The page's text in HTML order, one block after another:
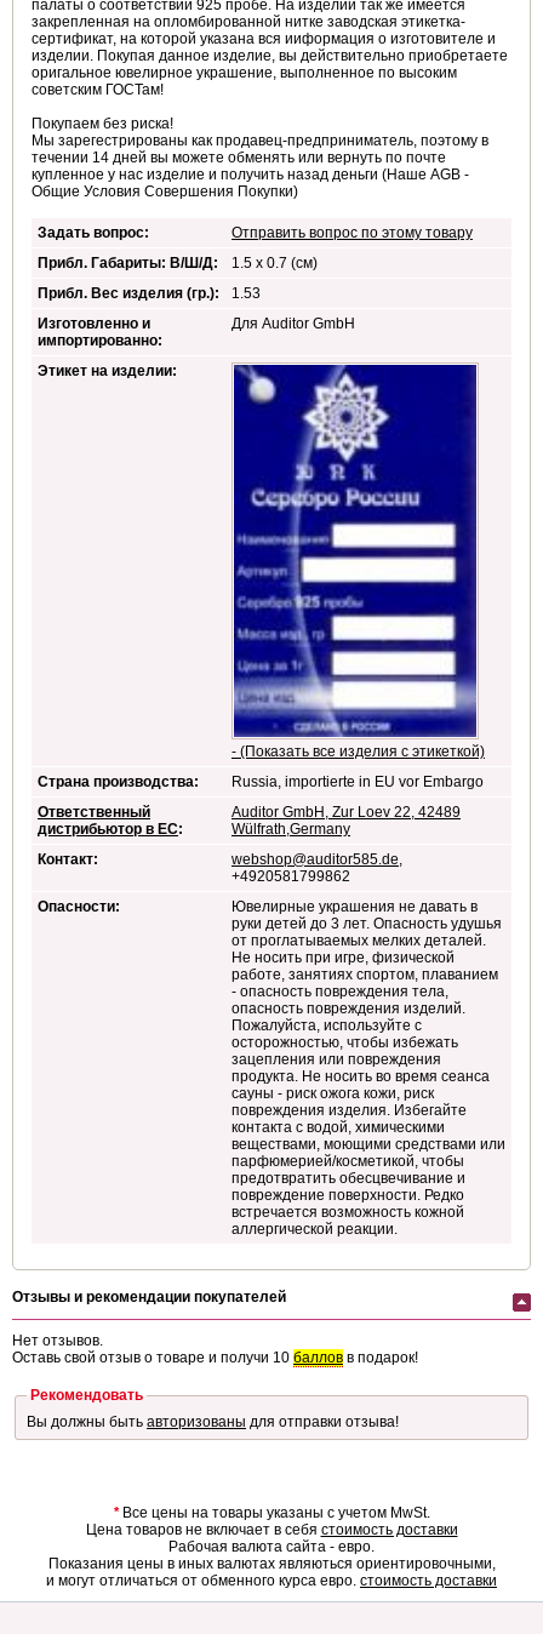
палаты о соответствии 925 пробе. На изделии так же имеется
закрепленная на опломбированной нитке заводская этикетка-
сертификат, на которой указана вся ииформация о изготовителе и
изделии. Покупая данное изделие, вы действительно приобретаете
оригальное ювелирное украшение, выполненное по высоким
советским ГОСТам!
Покупаем без риска!
Мы зарегестрированы как продавец-предприниматель, поэтому в
течении 14 дней вы можете обменять или вернуть по почте
купленное у нас изделие и получить назад деньги (Наше AGB -
Общие Условия Совершения Покупки)
Задать вопрос:
Отправить вопрос по этому товару
Прибл. Габариты: В/Ш/Д:
1.5 x 0.7 (см)
Прибл. Вес изделия (гр.):
1.53
Изготовленно и
импортированно:
Для Auditor GmbH
Этикет на изделии:
- (Показать все изделия с этикеткой)
Страна производства:
Russia, importierte in EU vor Embargo
Ответственный
дистрибьютор в ЕС:
Auditor GmbH, Zur Loev 22, 42489
Wülfrath,Germany
Контакт:
webshop@auditor585.de,
+4920581799862
Опасности:
Ювелирные украшения не давать в
руки детей до 3 лет. Опасность удушья
от проглатываемых мелких деталей.
Не носить при игре, физической
работе, занятиях спортом, плаванием
- опасность повреждения тела,
опасность повреждения изделий.
Пожалуйста, используйте с
осторожностью, чтобы избежать
зацепления или повреждения
продукта. Не носить во время сеанса
сауны - риск ожога кожи, риск
повреждения изделия. Избегайте
контакта с водой, химическими
веществами, моющими средствами или
парфюмерией/косметикой, чтобы
предотвратить обесцвечивание и
повреждение поверхности. Редко
встречается возможность кожной
аллергической реакции.
Отзывы и рекомендации покупателей
Нет отзывов.
Оставь свой отзыв о товаре и получи 10 баллов в подарок!
Рекомендовать
Вы должны быть авторизованы для отправки отзыва!
*Все цены на товары указаны с учетом MwSt.
Цена товаров не включает в себя стоимость доставки
Рабочая валюта сайта - евро.
Показания цены в иных валютах являються ориентировочными,
и могут отличаться от обменного курса евро. стоимость доставки